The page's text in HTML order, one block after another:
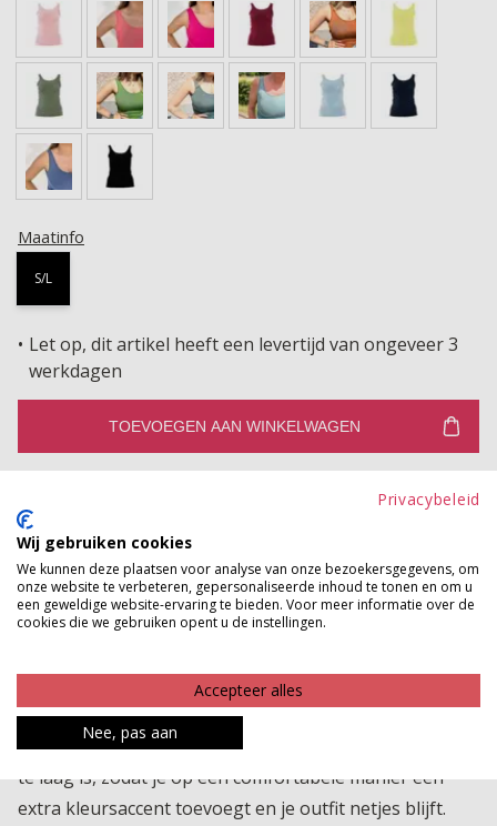
Maatinfo
S/L
Let op, dit artikel heeft een levertijd van ongeveer 3
werkdagen
TOEVOEGEN AAN WINKELWAGEN
Bekijk voorraad winkel
Dit basishemdje van elastische viscose is een
brede band en draagt daardoor heerlijk comfortabel en
sluit mooi aan op het lichaam. Perfect om te dragen
onder een blouse of top waarvan de decolleté net iets
te laag is, zodat je op een comfortabele manier een
extra kleursaccent toevoegt en je outfit netjes blijft.
Privacybeleid
Wij gebruiken cookies
We kunnen deze plaatsen voor analyse van onze bezoekersgegevens, om
onze website te verbeteren, gepersonaliseerde inhoud te tonen en om u
een geweldige website-ervaring te bieden. Voor meer informatie over de
cookies die we gebruiken opent u de instellingen.
Accepteer alles
Nee, pas aan